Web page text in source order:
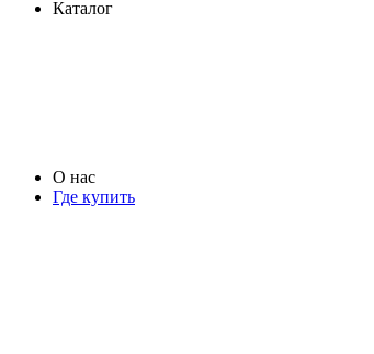
Каталог
О нас
Где купить